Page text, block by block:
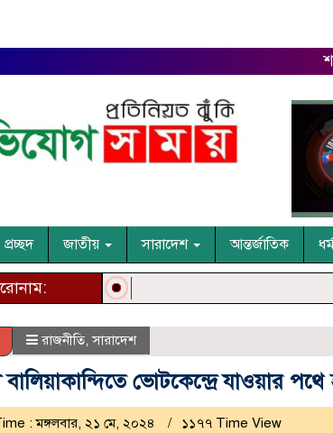
প্রচ্ছদ জাতীয় সারাদেশ আন্তর্জাতিক
রাজনীতি,সারাদেশ
বালিয়াকান্দিতে ভোটকেন্দ্রে যাওয়ার
: মঙ্গলবার, ২১ মে, ২০২৪ ১১৭৭ Time View